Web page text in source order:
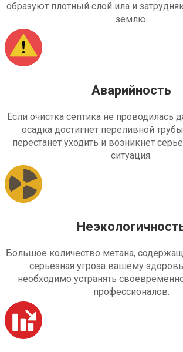
образуют плотный слой ила и
землю.
Аварийность
Если очистка септика не проводилась
осадка достигнет переливной
перестанет уходить и возникнет
ситуация.
Большое количество метана,
серьезная угроза вашему
необходимо устранять
профессионалов.